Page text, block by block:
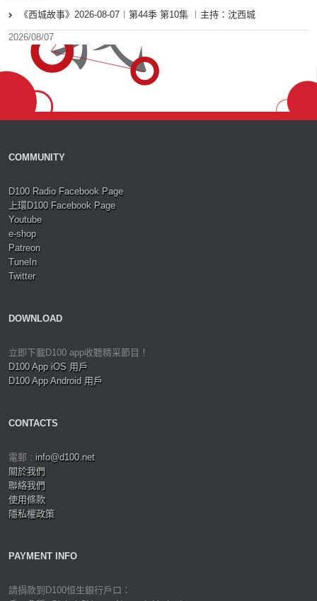
《西城故事》2026-08-07︱第44季 第10集 ︱主持：沈西城
2026/08/07
COMMUNITY
D100 Radio Facebook Page
上環D100 Facebook Page
Youtube
e-shop
Patreon
TuneIn
Twitter
DOWNLOAD
立即下載D100 app收聽精采節目！
D100 App iOS 用戶
D100 App Android 用戶
CONTACTS
電郵 : info@d100.net
關於我們
聯絡我們
使用條款
隱私權政策
PAYMENT INFO
請捐款到D100恒生銀行戶口：